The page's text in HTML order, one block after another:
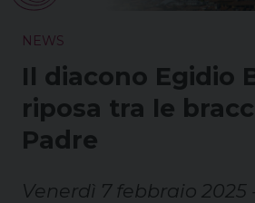
NEWS
Il diacono Egidio
riposa tra le
Padre
Venerdì 7 febbraio 2025